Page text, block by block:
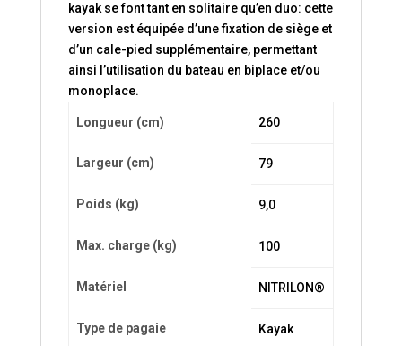
kayak se font tant en solitaire qu’en duo: cette
version est équipée d’une fixation de siège et
d’un cale-pied supplémentaire, permettant
ainsi l’utilisation du bateau en biplace et/ou
monoplace.
Longueur (cm) 260
Largeur (cm) 79
Poids (kg) 9,0
Max. charge (kg) 100
Matériel NITRILON®
Type de pagaie Kayak